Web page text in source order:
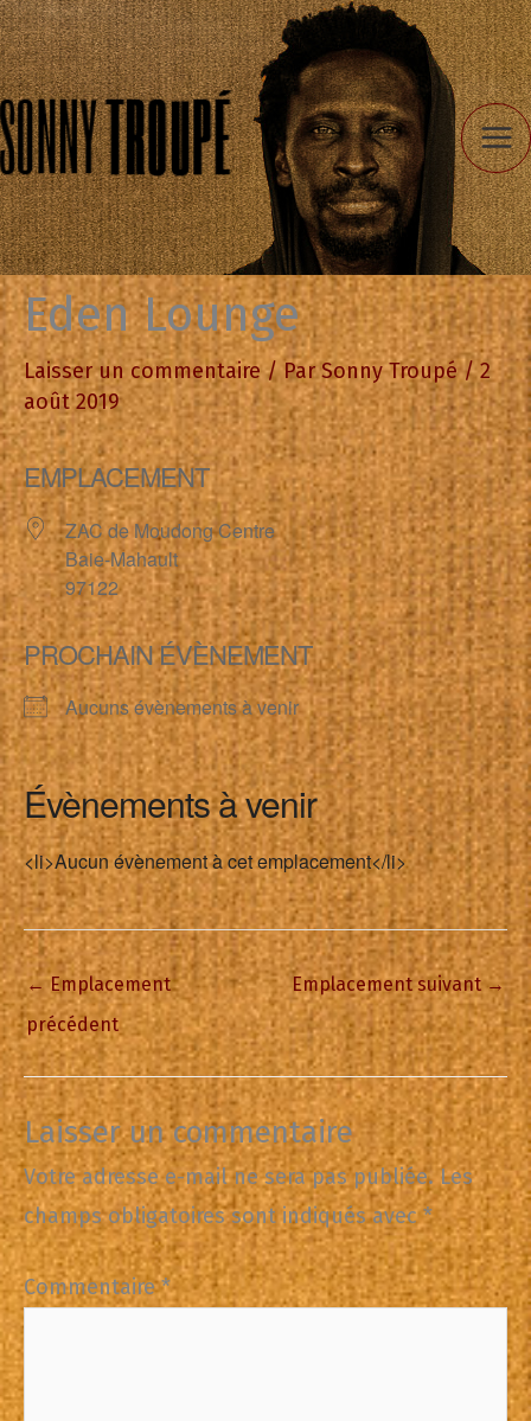
Aller
au
contenu
Eden Lounge
Laisser un commentaire / ParSonny Troupé/2
août 2019
EMPLACEMENT
ZAC de Moudong Centre
Baie-Mahault
97122
PROCHAIN ÉVÈNEMENT
Aucuns évènements à venir
Évènements à venir
<li>Aucun évènement à cet emplacement</li>
←Emplacement
précédent
Emplacement suivant→
Laisser un commentaire
Votre adresse e-mail ne sera pas publiée. Les
champs obligatoires sont indiqués avec*
Commentaire*